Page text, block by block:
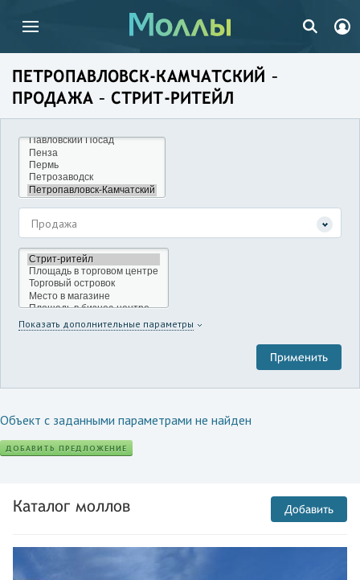
ПЕТРОПАВЛОВСК-КАМЧАТСКИЙ –
ПРОДАЖА – СТРИТ-РИТЕЙЛ
Продажа
Показать дополнительные параметры
Объект с заданными параметрами не найден
ДОБАВИТЬ ПРЕДЛОЖЕНИЕ
Каталог моллов Добавить